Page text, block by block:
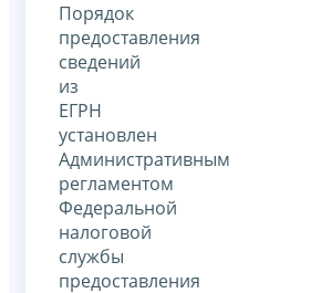
Порядок
предоставления
сведений
из
ЕГРН
установлен
Административным
регламентом
Федеральной
налоговой
службы
предоставления